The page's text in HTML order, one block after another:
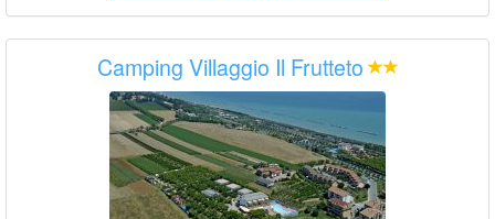
Camping Villaggio Il Frutteto